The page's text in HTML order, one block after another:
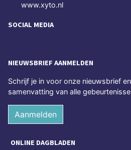
www.xyto.nl
SOCIAL MEDIA
NIEUWSBRIEF AANMELDEN
Schrijf je in voor onze nieuwsbrief
samenvatting van alle
Aanmelden
ONLINE DAGBLADEN